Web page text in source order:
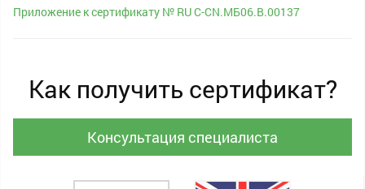
Приложение к сертификату № RU С-CN.МБ06.B.00137
Как получить сертификат?
Консультация специалиста